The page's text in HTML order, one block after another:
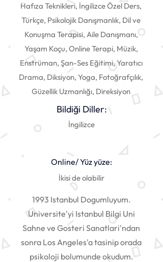
Hafıza Teknikleri, İngilizce Özel Ders,
Türkçe, Psikolojik Danışmanlık, Dil ve
Konuşma Terapisi, Aile Danışmanı,
Yaşam Koçu, Online Terapi, Müzik,
Enstrüman, Şan-Ses Eğitimi, Yaratıcı
Drama, Diksiyon, Yoga, Fotoğrafçılık,
Güzellik Uzmanlığı, Direksiyon
Bildiği Diller:
İngilizce
Online/ Yüz yüze:
İkisi de olabilir
1993 Istanbul Dogumluyum.
Universite'yi Istanbul Bilgi Uni
Sahne ve Gosteri Sanatlari'ndan
sonra Los Angeles'a tasinip orada
psikoloji bolumunde okudum.